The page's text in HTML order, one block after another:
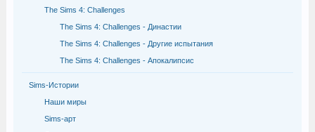
The Sims 4: Challenges
The Sims 4: Challenges - Династии
The Sims 4: Challenges - Другие испытания
The Sims 4: Challenges - Апокалипсис
Sims-Истории
Наши миры
Sims-арт